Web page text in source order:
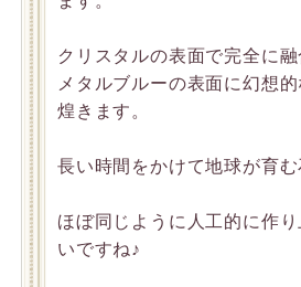
クリスタルの表面で完全に融
メタルブルーの表面に幻想
煌きます。
長い時間をかけて地球が育む
ほぼ同じように人工的に作
いですね♪